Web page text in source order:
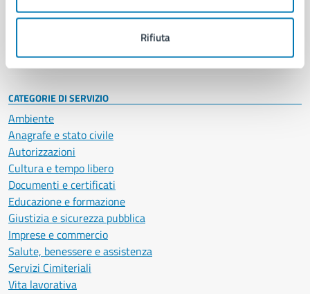
Rifiuta
Personale amministrativo
CATEGORIE DI SERVIZIO
Ambiente
Anagrafe e stato civile
Autorizzazioni
Cultura e tempo libero
Documenti e certificati
Educazione e formazione
Giustizia e sicurezza pubblica
Imprese e commercio
Salute, benessere e assistenza
Servizi Cimiteriali
Vita lavorativa